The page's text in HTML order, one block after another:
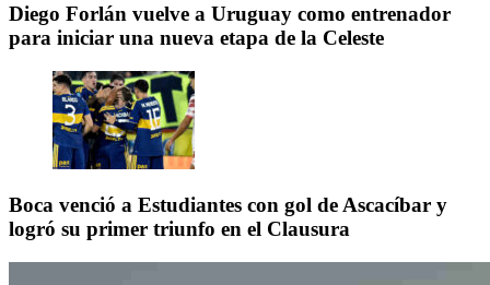
Diego Forlán vuelve a Uruguay como entrenador
para iniciar una nueva etapa de la Celeste
Boca venció a Estudiantes con gol de Ascacíbar y
logró su primer triunfo en el Clausura